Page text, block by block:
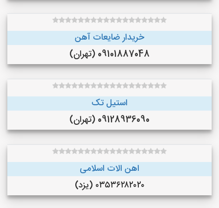
خریدار ضایعات آهن
09101887048 (تهران)
استیل تک
09128936090 (تهران)
اهن الات اسلامی
۰۳۵۳۶۲۸۲۰۲۰ (یزد)